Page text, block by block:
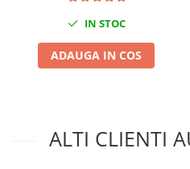
Lancia
Mercedes
IN STOC
ADAUGA IN COS
ALTI CLIENTI